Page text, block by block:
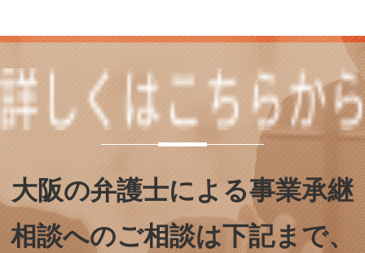
大阪の弁護士による事業承継
相談へのご相談は下記まで、